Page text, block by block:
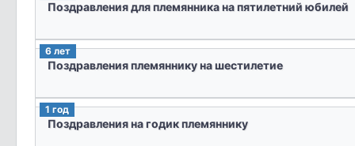
Поздравления для племянника на пятилетний юбилей
6 лет
Поздравления племяннику на шестилетие
1 год
Поздравления на годик племяннику